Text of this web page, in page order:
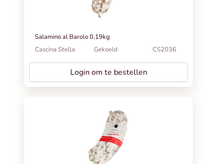
Salamino al Barolo 0,19kg
Cascina Stella
Gekoeld CS2036
Login om te bestellen